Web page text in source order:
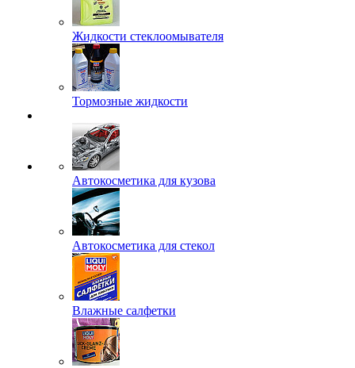
Жидкости стеклоомывателя
Тормозные жидкости
Автокосметика для кузова
Автокосметика для стекол
Влажные салфетки